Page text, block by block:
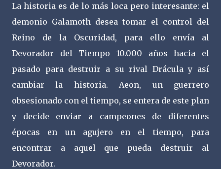
La historia es de lo más loca pero interesante: el
demonio Galamoth desea tomar el control del
Reino de la Oscuridad, para ello envía al
Devorador del Tiempo 10.000 años hacia el
pasado para destruir a su rival Drácula y así
cambiar la historia. Aeon, un guerrero
obsesionado con el tiempo, se entera de este plan
y decide enviar a campeones de diferentes
épocas en un agujero en el tiempo, para
encontrar a aquel que pueda destruir al
Devorador.